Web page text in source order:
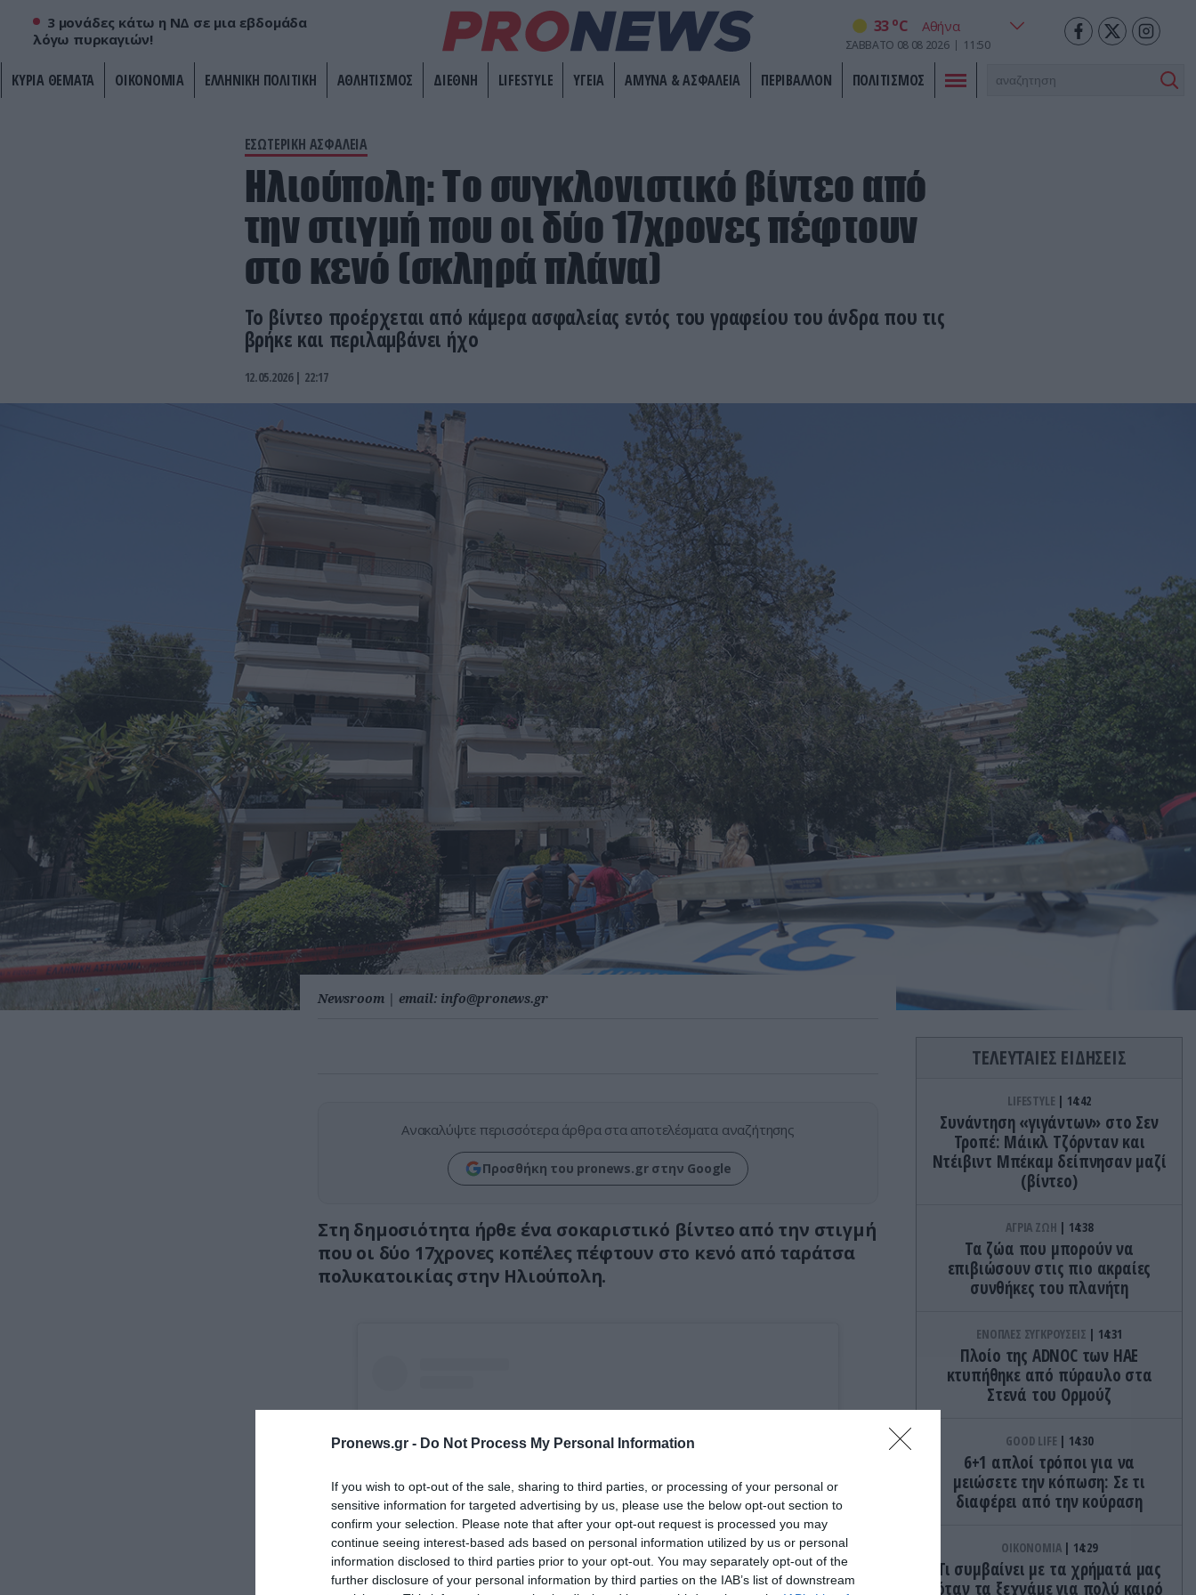
Pronews.gr - Do Not Process My Personal Information
If you wish to opt-out of the sale, sharing to third parties, or processing of your personal or
sensitive information for targeted advertising by us, please use the below opt-out section to
confirm your selection. Please note that after your opt-out request is processed you may
continue seeing interest-based ads based on personal information utilized by us or personal
information disclosed to third parties prior to your opt-out. You may separately opt-out of the
further disclosure of your personal information by third parties on the IAB’s list of downstream
3 μονάδες κάτω η ΝΔ σε μια εβδομάδα
λόγω πυρκαγιών!
33 oC
ΣΑΒΒΑΤΟ 08 08 2026 11:50
ΚΥΡΙΑ ΘΕΜΑΤΑ ΟΙΚΟΝΟΜΙΑ ΕΛΛΗΝΙΚΗ ΠΟΛΙΤΙΚΗ ΑΘΛΗΤΙΣΜΟΣ ΔΙΕΘΝΗ LIFESTYLE ΥΓΕΙΑ ΑΜΥΝΑ & ΑΣΦΑΛΕΙΑ ΠΕΡΙΒΑΛΛΟΝ ΠΟΛΙΤΙΣΜΟΣ
ΕΣΩΤΕΡΙΚΗ ΑΣΦΑΛΕΙΑ
Ηλιούπολη: Το συγκλονιστικό βίντεο από
την στιγμή που οι δύο 17χρονες πέφτουν
στο κενό (σκληρά πλάνα)
Το βίντεο προέρχεται από κάμερα ασφαλείας εντός του γραφείου του άνδρα που τις
βρήκε και περιλαμβάνει ήχο
12.05.2026 | 22:17
Newsroom | email: info@pronews.gr
Ανακαλύψτε περισσότερα άρθρα στα αποτελέσματα αναζήτησης
Προσθήκη του pronews.gr στην Google
Στη δημοσιότητα ήρθε ένα σοκαριστικό βίντεο από την στιγμή
που οι δύο 17χρονες κοπέλες πέφτουν στο κενό από ταράτσα
πολυκατοικίας στην Ηλιούπολη.
ΤΕΛΕΥΤΑΙΕΣ ΕΙΔΗΣΕΙΣ
LIFESTYLE 14:42
Συνάντηση «γιγάντων» στο Σεν
Τροπέ: Μάικλ Τζόρνταν και
Ντέιβιντ Μπέκαμ δείπνησαν μαζί
(βίντεο)
ΑΓΡΙΑ ΖΩΗ 14:38
Τα ζώα που μπορούν να
επιβιώσουν στις πιο ακραίες
συνθήκες του πλανήτη
ΕΝΟΠΛΕΣ ΣΥΓΚΡΟΥΣΕΙΣ 14:31
Πλοίο της ADNOC των ΗΑΕ
κτυπήθηκε από πύραυλο στα
Στενά του Ορμούζ
GOOD LIFE 14:30
6+1 απλοί τρόποι για να
μειώσετε την κόπωση: Σε τι
διαφέρει από την κούραση
ΟΙΚΟΝΟΜΙΑ 14:29
Τι συμβαίνει με τα χρήματά μας
όταν τα ξεχνάμε για πολύ καιρό